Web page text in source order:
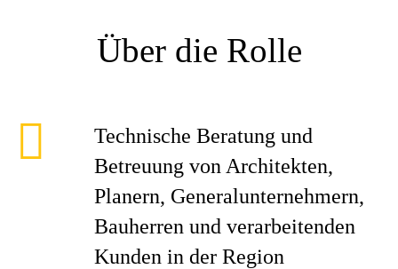
Über die Rolle
Technische Beratung und
Betreuung von Architekten,
Planern, Generalunternehmern,
Bauherren und verarbeitenden
Kunden in der Region